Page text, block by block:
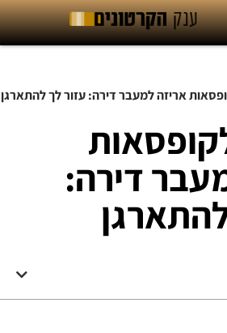
אריזה למעבר דירה: עזור לך להתארגן
דירה: